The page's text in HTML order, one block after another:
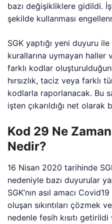
bazı değişikliklere gidildi.
şekilde kullanması
SGK yaptığı yeni duyuru
kurallarına uymayan haller
farklı kodlar
hırsızlık, taciz veya farklı
kodlarla raporlanacak. Bu
işten çıkarıldığı net olarak
Kod 29 Ne
Nedir?
16 Nisan 2020 tarihinde
nedeniyle bazı duyurular
SGK’nın asıl amacı
oluşan sıkıntıları çözmek
nedenle fesih kısıtı getirildi